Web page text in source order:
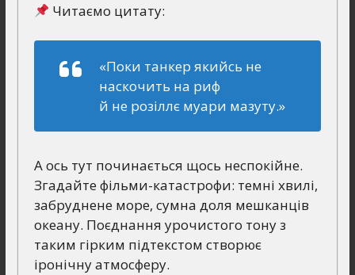
Читаємо цитату:
«Поки танкер якийсь не
наскочить на риф
й не розіллє муари мазуту.»
А ось тут починається щось неспокійне.
Згадайте фільми-катастрофи: темні хвилі,
забруднене море, сумна доля мешканців
океану. Поєднання урочистого тону з
таким гірким підтекстом створює
іронічну атмосферу.